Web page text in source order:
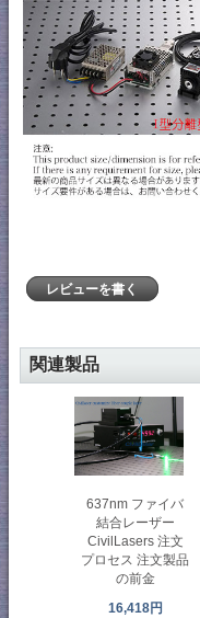
レビューを書く
関連製品
637nm ファイバ
結合レーザー
CivilLasers 注文
プロセス 注文製品
の前金
16,418円